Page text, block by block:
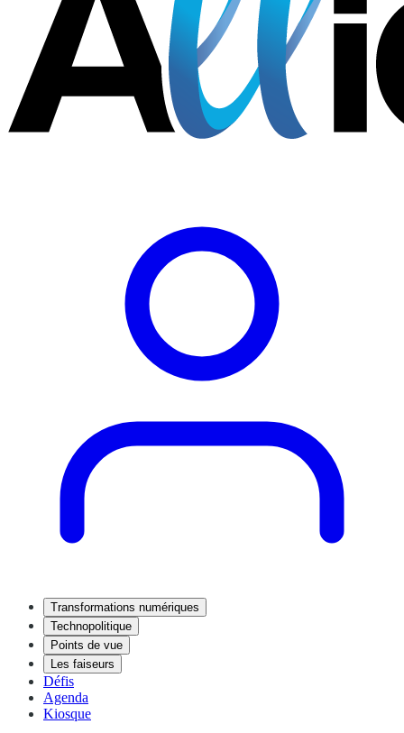
Transformations numériques
Technopolitique
Points de vue
Les faiseurs
Défis
Agenda
Kiosque